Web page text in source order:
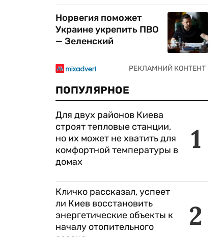
Норвегия поможет
Украине укрепить ПВО
— Зеленский
ПОПУЛЯРНОЕ
1
Для двух районов Киева
строят тепловые станции,
но их может не хватить для
комфортной температуры в
домах
2
Кличко рассказал, успеет
ли Киев восстановить
энергетические объекты к
началу отопительного